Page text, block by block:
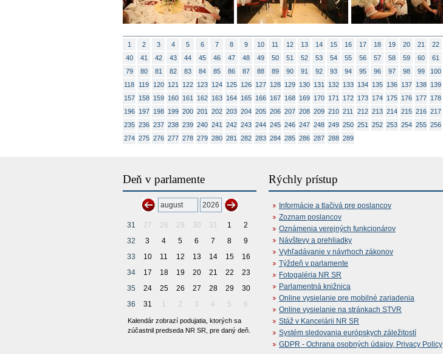
1 2 3 4 5 6 7 8 9 10 11 12 13 14 15 16 17 18 19 20 21 22
40
41 42 43 44 45 46 47 48 49 50 51 52 53 54 55 56 57 58 59 60 61
79
80 81 82 83 84 85 86 87 88 89 90 91 92 93 94 95 96 97 98 99 100
118
119 120 121 122 123 124 125 126 127 128 129 130 131 132 133 134 135 136 137 138 139
157
158 159 160 161 162 163 164 165 166 167 168 169 170 171 172 173 174 175 176 177 178
196
197 198 199 200 201 202 203 204 205 206 207 208 209 210 211 212 213 214 215 216 217
235 236 237 238 239 240 241 242 243 244 245 246 247 248 249 250 251 252 253 254 255 256
274 275 276 277 278 279 280 281 282 283 284 285 286 287 288 289
Deň v parlamente
31 27 28 29 30 31 1
2
32
3 4 5 6 7 8
9
33
10 11 12 13 14 15
16
34
17 18 19 20 21 22
23
35
24 25 26 27 28 29
30
36
31 1 2 3 4 5 6
Kalendár zobrazí podujatia, ktorých sa
zúčastnil predseda NR SR, pre daný deň.
Rýchly prístup
Informácie a tlačivá pre poslancov
Zoznam poslancov
Oznámenia verejných funkcionárov
Návštevy a prehliadky
Vyhľadávanie v návrhoch zákonov
Týždeň v parlamente
Fotogaléria NR SR
Parlamentná knižnica
Online vysielanie pre mobilné zariadenia
Online vysielanie na stránkach STVR
Stáž v Kancelárii NR SR
Systém sledovania európskych záležitostí
GDPR - Ochrana osobných údajov, Privacy Policy